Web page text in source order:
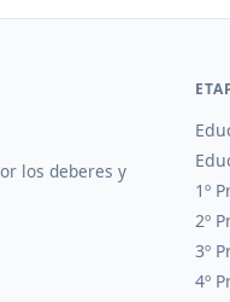
los deberes y
1º
2º
3º
4º